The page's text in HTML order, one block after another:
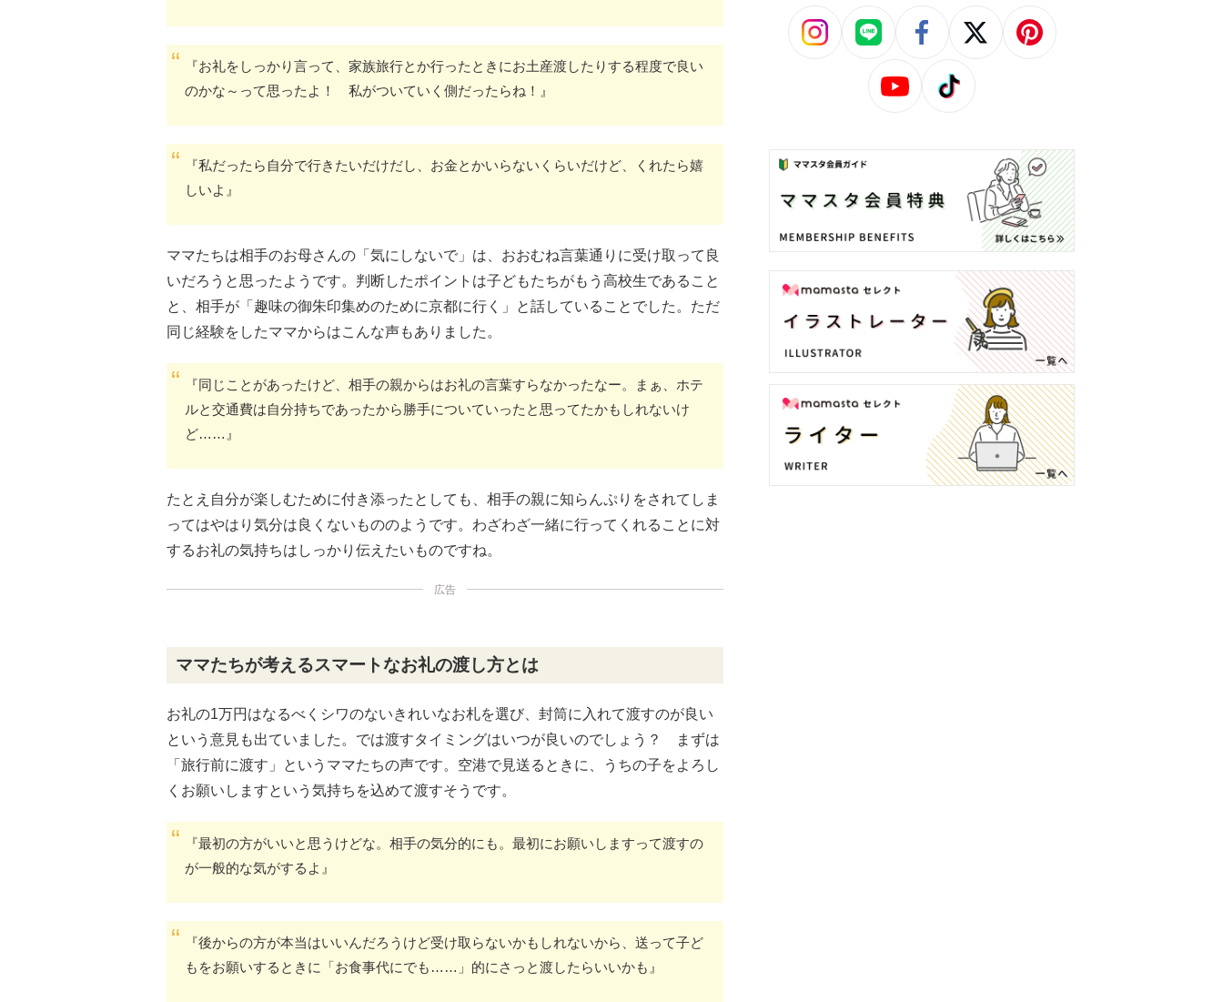
『お礼をしっかり言って、家族旅行とか行ったときにお土産渡したりする程度で良い
のかな～って思ったよ！ 私がついていく側だったらね！』
『私だったら自分で行きたいだけだし、お金とかいらないくらいだけど、くれたら嬉
しいよ』
ママたちは相手のお母さんの「気にしないで」は、おおむね言葉通りに受け取って良
いだろうと思ったようです。判断したポイントは子どもたちがもう高校生であること
と、相手が「趣味の御朱印集めのために京都に行く」と話していることでした。ただ
同じ経験をしたママからはこんな声もありました。
『同じことがあったけど、相手の親からはお礼の言葉すらなかったなー。まぁ、ホテ
ルと交通費は自分持ちであったから勝手についていったと思ってたかもしれないけ
ど……』
たとえ自分が楽しむために付き添ったとしても、相手の親に知らんぷりをされてしま
ってはやはり気分は良くないもののようです。わざわざ一緒に行ってくれることに対
するお礼の気持ちはしっかり伝えたいものですね。
広告
ママたちが考えるスマートなお礼の渡し方とは
お礼の1万円はなるべくシワのないきれいなお札を選び、封筒に入れて渡すのが良い
という意見も出ていました。では渡すタイミングはいつが良いのでしょう？ まずは
「旅行前に渡す」というママたちの声です。空港で見送るときに、うちの子をよろし
くお願いしますという気持ちを込めて渡すそうです。
『最初の方がいいと思うけどな。相手の気分的にも。最初にお願いしますって渡すの
が一般的な気がするよ』
『後からの方が本当はいいんだろうけど受け取らないかもしれないから、送って子ど
もをお願いするときに「お食事代にでも……」的にさっと渡したらいいかも』